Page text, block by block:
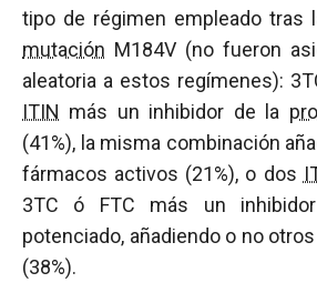
tipo de régimen empleado tras
mutación M184V (no fueron
aleatoria a estos regímenes):
ITIN más un inhibidor de la
(41%), la misma combinación
fármacos activos (21%), o dos
3TC ó FTC más un
potenciado, añadiendo o no
(38%).